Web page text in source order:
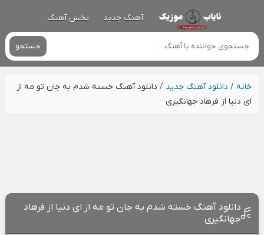
آهنگ جدید پخش آهنگ
جستجو
خانه/ دانلود آهنگ جدید / دانلود آهنگ خسته شدم به جان تو مه از
ای دنیا از فرهاد جهانگیری
دانلود آهنگ خسته شدم به جان تو مه از ای دنیا از فرهاد
جهانگیری